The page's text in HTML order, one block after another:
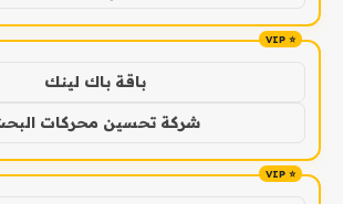
باقة باك لينك
شركة تحسين محركات